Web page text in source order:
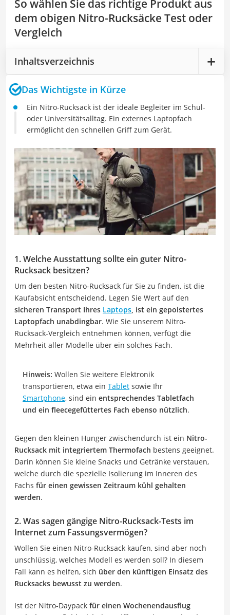
So wählen Sie das richtige Produkt aus
dem obigen Nitro-Rucksäcke Test oder
Vergleich
Inhaltsverzeichnis
Das Wichtigste in Kürze
Ein Nitro-Rucksack ist der ideale Begleiter im Schul-
oder Universitätsalltag. Ein externes Laptopfach
ermöglicht den schnellen Griff zum Gerät.
1. Welche Ausstattung sollte ein guter Nitro-
Rucksack besitzen?
Um den besten Nitro-Rucksack für Sie zu finden, ist die
Kaufabsicht entscheidend. Legen Sie Wert auf den
sicheren Transport Ihres Laptops , ist ein gepolstertes
Laptopfach unabdingbar. Wie Sie unserem Nitro-
Rucksack-Vergleich entnehmen können, verfügt die
Mehrheit aller Modelle über ein solches Fach.
Hinweis: Wollen Sie weitere Elektronik
transportieren, etwa ein Tablet sowie Ihr
Smartphone, sind ein entsprechendes Tabletfach
und ein fleecegefüttertes Fach ebenso nützlich.
Gegen den kleinen Hunger zwischendurch ist ein Nitro-
Rucksack mit integriertem Thermofach bestens geeignet.
Darin können Sie kleine Snacks und Getränke verstauen,
welche durch die spezielle Isolierung im Inneren des
Fachs für einen gewissen Zeitraum kühl gehalten
werden.
2. Was sagen gängige Nitro-Rucksack-Tests im
Internet zum Fassungsvermögen?
Wollen Sie einen Nitro-Rucksack kaufen, sind aber noch
unschlüssig, welches Modell es werden soll? In diesem
Fall kann es helfen, sich über den künftigen Einsatz des
Rucksacks bewusst zu werden.
Ist der Nitro-Daypack für einen Wochenendausflug